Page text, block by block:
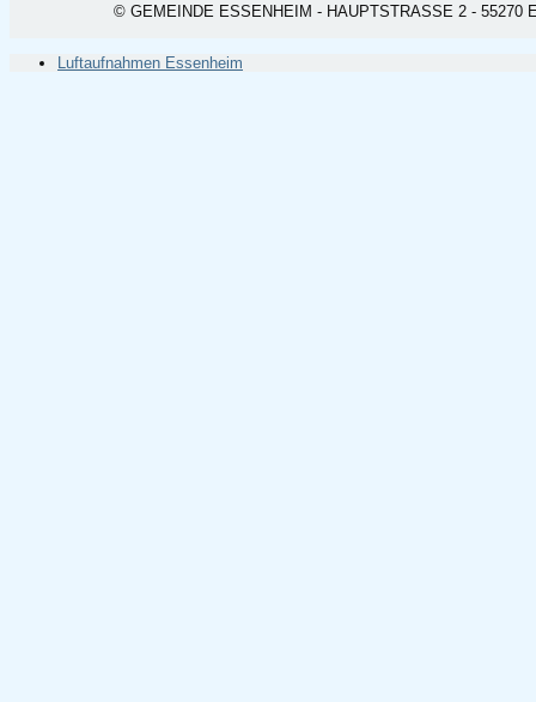
© GEMEINDE ESSENHEIM - HAUPTSTRASSE 2 - 55270
Luftaufnahmen Essenheim